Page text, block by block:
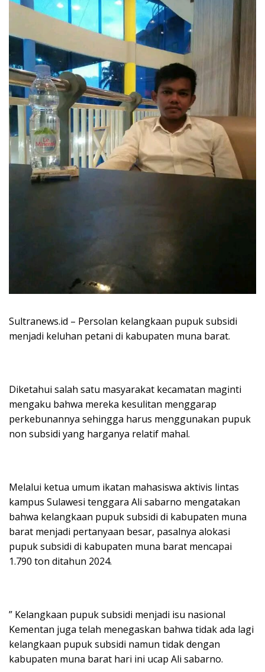
Sultranews.id – Persolan kelangkaan pupuk subsidi
menjadi keluhan petani di kabupaten muna barat.
Diketahui salah satu masyarakat kecamatan maginti
mengaku bahwa mereka kesulitan menggarap
perkebunannya sehingga harus menggunakan pupuk
non subsidi yang harganya relatif mahal.
Melalui ketua umum ikatan mahasiswa aktivis lintas
kampus Sulawesi tenggara Ali sabarno mengatakan
bahwa kelangkaan pupuk subsidi di kabupaten muna
barat menjadi pertanyaan besar, pasalnya alokasi
pupuk subsidi di kabupaten muna barat mencapai
1.790 ton ditahun 2024.
” Kelangkaan pupuk subsidi menjadi isu nasional
Kementan juga telah menegaskan bahwa tidak ada lagi
kelangkaan pupuk subsidi namun tidak dengan
kabupaten muna barat hari ini ucap Ali sabarno.